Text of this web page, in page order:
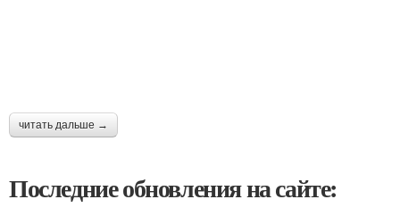
читать дальше →
Последние обновления на сайте: